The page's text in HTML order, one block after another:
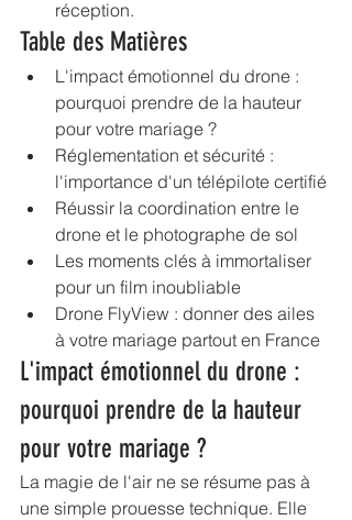
réception.
Table des Matières
L'impact émotionnel du drone :
pourquoi prendre de la hauteur
pour votre mariage ?
Réglementation et sécurité :
l'importance d'un télépilote certifié
Réussir la coordination entre le
drone et le photographe de sol
Les moments clés à immortaliser
pour un film inoubliable
Drone FlyView : donner des ailes
à votre mariage partout en France
L'impact émotionnel du drone :
pourquoi prendre de la hauteur
pour votre mariage ?
La magie de l'air ne se résume pas à
une simple prouesse technique. Elle